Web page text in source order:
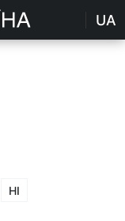
UA
НІ